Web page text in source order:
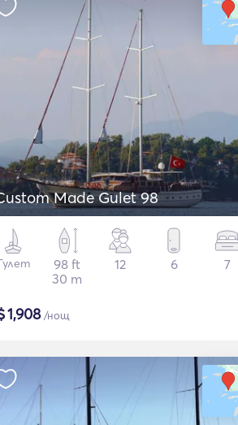
Made Gulet 98
98 ft
30 m
12 6 7
1,908/нощ